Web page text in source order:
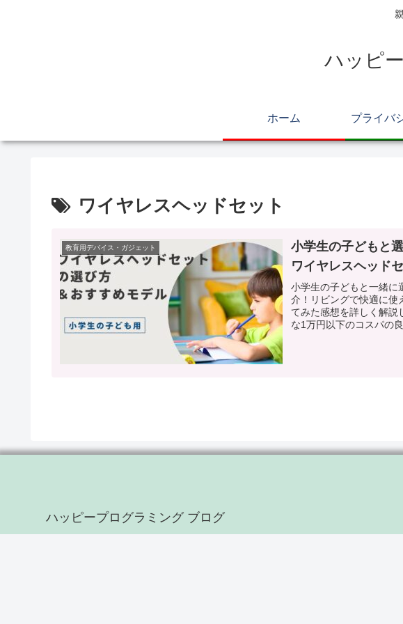
ハッピ
ホーム プライバ
ワイヤレスヘッドセット
教育用デバイス・ガジェット
小学生の子どもと
ワイヤレスヘッド
小学生の子どもと一緒に
介！リビングで快適に使
てみた感想を詳しく解説
な1万円以下のコスパの
ハッピープログラミング ブログ